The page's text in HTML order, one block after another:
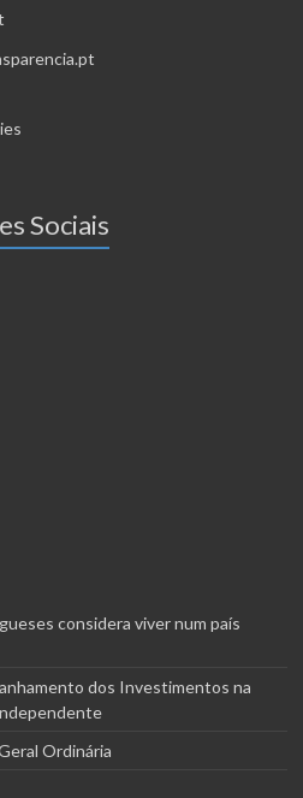
Sociais
considera viver num país
dos Investimentos na
Ordinária